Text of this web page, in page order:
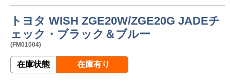
トヨタ WISH ZGE20W/ZGE20G JADEチ
ェック・ブラック＆ブルー
(FM01004)
在庫状態 在庫有り